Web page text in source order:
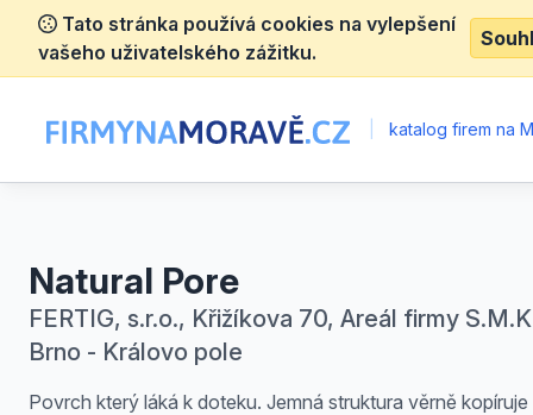
Tato stránka používá cookies na vylepšení
vašeho uživatelského zážitku.
katalog firem na
Natural Pore
FERTIG, s.r.o., Křižíkova 70, Areál firmy
Brno - Královo pole
Povrch který láká k doteku. Jemná struktura věrně kopíruje